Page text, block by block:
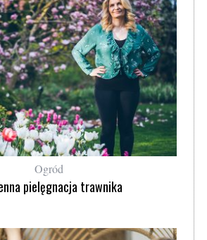
Ogród
pielęgnacja trawnika